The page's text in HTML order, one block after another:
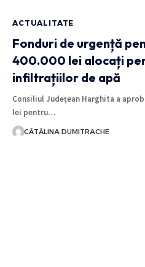
ACTUALITATE
Fonduri de urgență
400.000 lei alocați
infiltrațiilor de apă
Consiliul Județean Harghita a
lei pentru…
CĂTĂLINA DUMITRACHE